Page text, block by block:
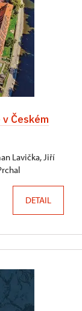
Českém
Lavička, Jiří
DETAIL